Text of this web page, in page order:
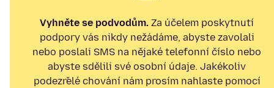
Vyhněte se podvodům. Za účelem poskytnutí
podpory vás nikdy nežádáme, abyste zavolali
nebo poslali SMS na nějaké telefonní číslo nebo
abyste sdělili své osobní údaje. Jakékoliv
podezřelé chování nám prosím nahlaste pomocí